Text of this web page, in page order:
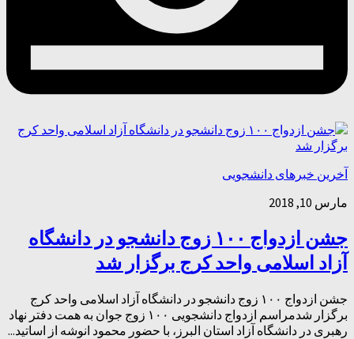
آخرین خبرهای دانشجویی
مارس 10, 2018
جشن ازدواج ۱۰۰ زوج دانشجو در دانشگاه
آزاد اسلامی واحد کرج برگزار شد
جشن ازدواج ۱۰۰ زوج دانشجو در دانشگاه آزاد اسلامی واحد کرج
برگزار شدمراسم ازدواج دانشجویی ۱۰۰ زوج جوان به همت دفتر نهاد
رهبری در دانشگاه آزاد استان البرز، با حضور محمود انوشه از اساتید...